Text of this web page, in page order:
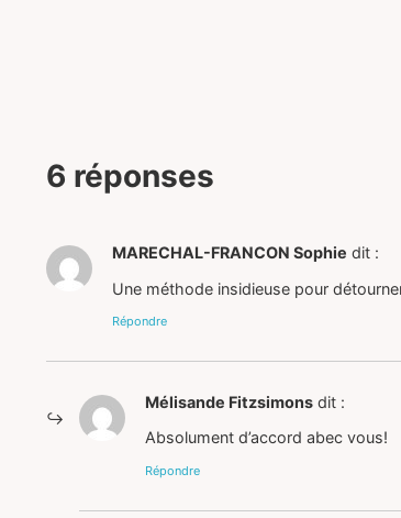
6 réponses
MARECHAL-FRANCON Sophie dit :
Une méthode insidieuse pour
Répondre
Mélisande Fitzsimons dit :
Absolument d’accord abec vous!
Répondre